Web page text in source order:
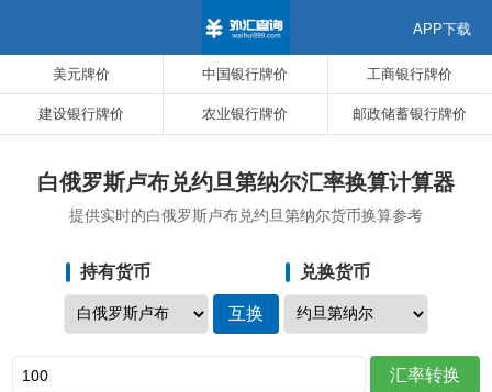
美元牌价 中国银行牌价 工商银行牌价
建设银行牌价 农业银行牌价 邮政储蓄银行牌价
APP下载
白俄罗斯卢布兑约旦第纳尔汇率换算计算器
提供实时的白俄罗斯卢布兑约旦第纳尔货币换算参考
持有货币 兑换货币